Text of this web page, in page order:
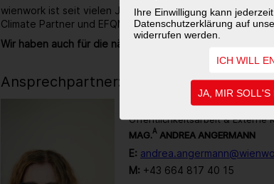
Ihre Einwilligung kann
Datenschutzerklärung auf
widerrufen werden.
ICH WILL
JA, MIR SOLL'S
wienwork ist seit vielen Jahren ausgezeichneter
Climate Partner und EFQM zertifiziert (Gütezeichen für
Wir haben auch für die nächsten 40 Jahre noch sehr viel
Ansprechpartner:in
Öffentlichkeitsarbeit & Externe
MAG.A ANDREA ANGERMANN
E:
M: +43 664 817 40 15